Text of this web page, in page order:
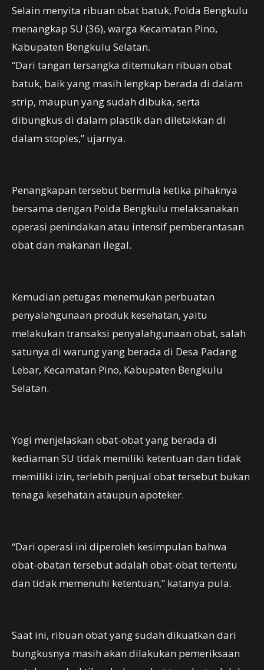
Selain menyita ribuan obat batuk, Polda Bengkulu
menangkap SU (36), warga Kecamatan Pino,
Kabupaten Bengkulu Selatan.
“Dari tangan tersangka ditemukan ribuan obat
batuk, baik yang masih lengkap berada di dalam
strip, maupun yang sudah dibuka, serta
dibungkus di dalam plastik dan diletakkan di
dalam stoples,” ujarnya.
Penangkapan tersebut bermula ketika pihaknya
bersama dengan Polda Bengkulu melaksanakan
operasi penindakan atau intensif pemberantasan
obat dan makanan ilegal.
Kemudian petugas menemukan perbuatan
penyalahgunaan produk kesehatan, yaitu
melakukan transaksi penyalahgunaan obat, salah
satunya di warung yang berada di Desa Padang
Lebar, Kecamatan Pino, Kabupaten Bengkulu
Selatan.
Yogi menjelaskan obat-obat yang berada di
kediaman SU tidak memiliki ketentuan dan tidak
memiliki izin, terlebih penjual obat tersebut bukan
tenaga kesehatan ataupun apoteker.
“Dari operasi ini diperoleh kesimpulan bahwa
obat-obatan tersebut adalah obat-obat tertentu
dan tidak memenuhi ketentuan,” katanya pula.
Saat ini, ribuan obat yang sudah dikuatkan dari
bungkusnya masih akan dilakukan pemeriksaan